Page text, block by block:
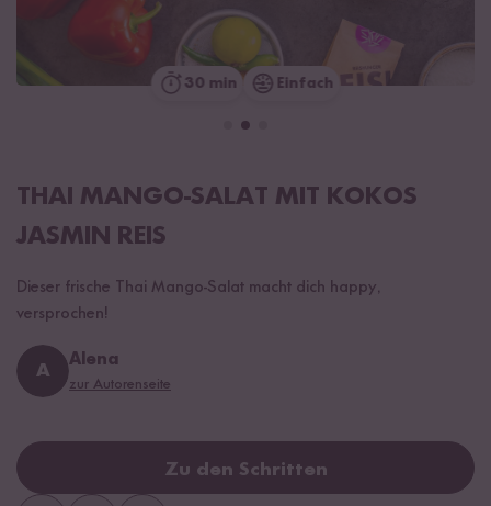
30 min Einfach
THAI MANGO-SALAT MIT KOKOS
JASMIN REIS
Dieser frische Thai Mango-Salat macht dich happy,
versprochen!
A
Alena
zur Autorenseite
Zu den Schritten